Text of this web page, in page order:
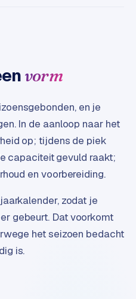
vorm
en je
In de aanloop naar het
op; tijdens de piek
capaciteit gevuld raakt;
en voorbereiding.
zodat je
gebeurt. Dat voorkomt
het seizoen bedacht
is.